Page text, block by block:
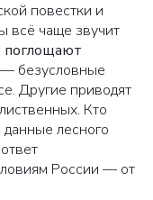
повестки и
всё чаще звучит
поглощают
безусловные
Другие приводят
Кто
лесного
России — от